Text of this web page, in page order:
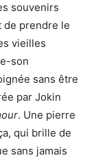
souvenirs
de prendre le
vieilles
son
sans être
par Jokin
. Une pierre
qui brille de
sans jamais